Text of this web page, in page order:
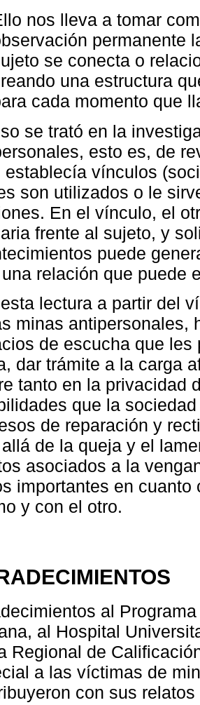
nos lleva a tomar
permanente
se conecta o
una estructura
cada momento que
se trató en la
esto es, de
establecía vínculos
son utilizados o le
En el vínculo, el
frente al sujeto, y
puede
relación que puede
lectura a partir del
minas antipersonales,
de escucha que
dar trámite a la carga
tanto en la privacidad
que la
de reparación y
de la queja y el
asociados a la
importantes en
y con el otro.
al
al Hospital
Regional de
a las víctimas de
con sus